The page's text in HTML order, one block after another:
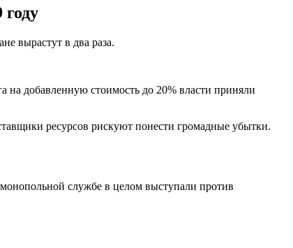
вырастут в два раза.
добавленную стоимость до 20% власти приняли
ресурсов рискуют понести громадные убытки.
службе в целом выступали против